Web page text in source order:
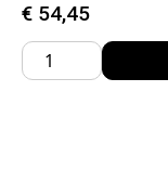
€ 54,45